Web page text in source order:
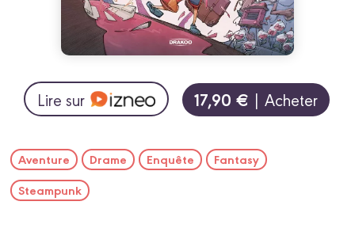
Lire sur 17,90 € | Acheter
Aventure Drame Enquête
Fantasy
Steampunk